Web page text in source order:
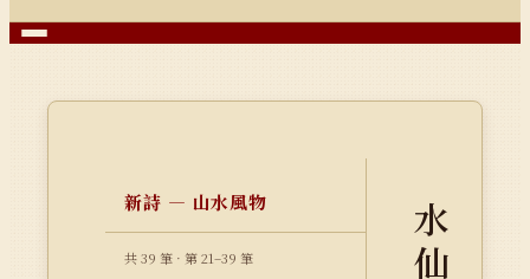
新詩 — 山水風物
共 39 筆 · 第 21–39 筆
水
仙